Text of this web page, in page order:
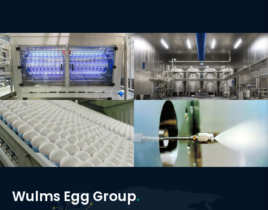
Wulms Egg Group.